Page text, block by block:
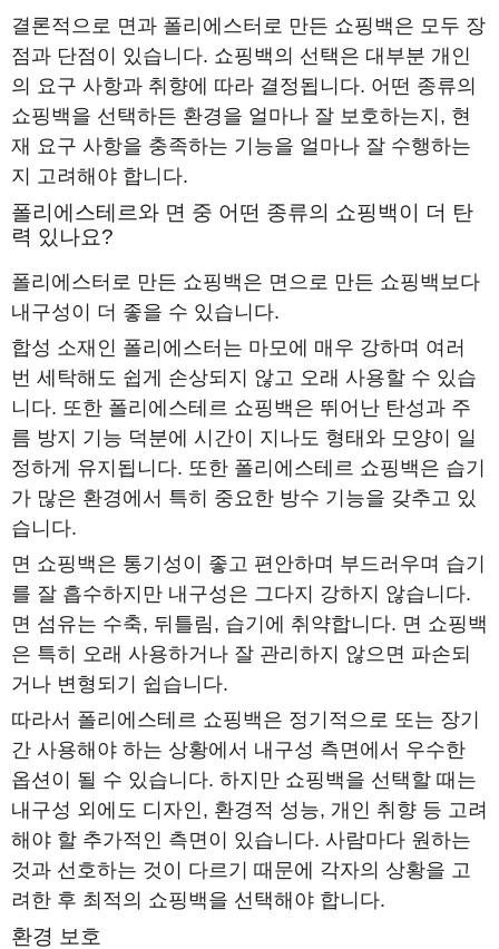
결론적으로 면과 폴리에스터로 만든 쇼핑백은 모두 장
점과 단점이 있습니다. 쇼핑백의 선택은 대부분 개인
의 요구 사항과 취향에 따라 결정됩니다. 어떤 종류의
쇼핑백을 선택하든 환경을 얼마나 잘 보호하는지, 현
재 요구 사항을 충족하는 기능을 얼마나 잘 수행하는
지 고려해야 합니다.
폴리에스테르와 면 중 어떤 종류의 쇼핑백이 더 탄
력 있나요?
폴리에스터로 만든 쇼핑백은 면으로 만든 쇼핑백보다
내구성이 더 좋을 수 있습니다.
합성 소재인 폴리에스터는 마모에 매우 강하며 여러
번 세탁해도 쉽게 손상되지 않고 오래 사용할 수 있습
니다. 또한 폴리에스테르 쇼핑백은 뛰어난 탄성과 주
름 방지 기능 덕분에 시간이 지나도 형태와 모양이 일
정하게 유지됩니다. 또한 폴리에스테르 쇼핑백은 습기
가 많은 환경에서 특히 중요한 방수 기능을 갖추고 있
습니다.
면 쇼핑백은 통기성이 좋고 편안하며 부드러우며 습기
를 잘 흡수하지만 내구성은 그다지 강하지 않습니다.
면 섬유는 수축, 뒤틀림, 습기에 취약합니다. 면 쇼핑백
은 특히 오래 사용하거나 잘 관리하지 않으면 파손되
거나 변형되기 쉽습니다.
따라서 폴리에스테르 쇼핑백은 정기적으로 또는 장기
간 사용해야 하는 상황에서 내구성 측면에서 우수한
옵션이 될 수 있습니다. 하지만 쇼핑백을 선택할 때는
내구성 외에도 디자인, 환경적 성능, 개인 취향 등 고려
해야 할 추가적인 측면이 있습니다. 사람마다 원하는
것과 선호하는 것이 다르기 때문에 각자의 상황을 고
려한 후 최적의 쇼핑백을 선택해야 합니다.
환경 보호